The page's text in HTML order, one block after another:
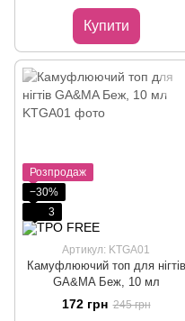
Купити
Розпродаж
−30%
3
Артикул: KTGA01
Камуфлюючий топ для нігтів
GA&MA Беж, 10 мл
172 грн 245 грн